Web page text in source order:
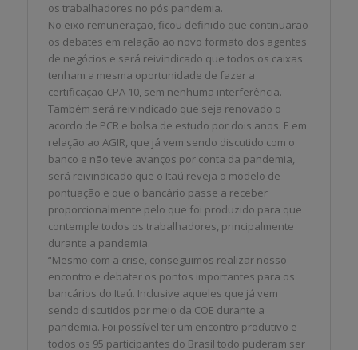
os trabalhadores no pós pandemia.
No eixo remuneração, ficou definido que continuarão
os debates em relação ao novo formato dos agentes
de negócios e será reivindicado que todos os caixas
tenham a mesma oportunidade de fazer a
certificação CPA 10, sem nenhuma interferência.
Também será reivindicado que seja renovado o
acordo de PCR e bolsa de estudo por dois anos. E em
relação ao AGIR, que já vem sendo discutido com o
banco e não teve avanços por conta da pandemia,
será reivindicado que o Itaú reveja o modelo de
pontuação e que o bancário passe a receber
proporcionalmente pelo que foi produzido para que
contemple todos os trabalhadores, principalmente
durante a pandemia.
“Mesmo com a crise, conseguimos realizar nosso
encontro e debater os pontos importantes para os
bancários do Itaú. Inclusive aqueles que já vem
sendo discutidos por meio da COE durante a
pandemia. Foi possível ter um encontro produtivo e
todos os 95 participantes do Brasil todo puderam ser